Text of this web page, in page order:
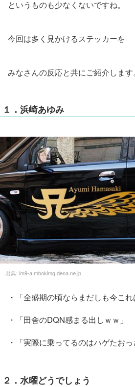
というものも少なくないですね。
今回は多く見かけるステッカーを
みなさんの反応と共にご紹介します。
１．浜崎あゆみ
出典: im9-a.mbokimg.dena.ne.jp
・「全盛期の頃ならまだしも今これ
・「田舎のDQN感まる出しｗｗ」
・「実際に乗ってるのはハゲたおっ
２．水曜どうでしょう